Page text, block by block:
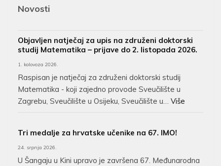
Novosti
Objavljen natječaj za upis na združeni doktorski
studij Matematika – prijave do 2. listopada 2026.
1. kolovoza 2026.
Raspisan je natječaj za združeni doktorski studij
Matematika - koji zajedno provode Sveučilište u
Zagrebu, Sveučilište u Osijeku, Sveučilište u… Više
Tri medalje za hrvatske učenike na 67. IMO!
24. srpnja 2026.
U Šangaju u Kini upravo je završena 67. Međunarodna